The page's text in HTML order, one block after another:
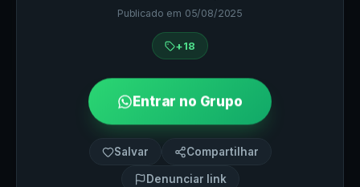
Publicado em 05/08/2025
+18
Entrar no Grupo
Salvar Compartilhar
Denunciar link